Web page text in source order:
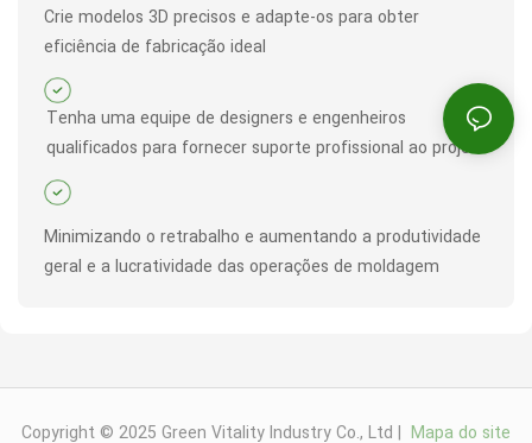
Crie modelos 3D precisos e adapte-os para obter
eficiência de fabricação ideal
Tenha uma equipe de designers e engenheiros
qualificados para fornecer suporte profissional ao projeto
Minimizando o retrabalho e aumentando a produtividade
geral e a lucratividade das operações de moldagem
Copyright © 2025 Green Vitality Industry Co., Ltd | Mapa do site